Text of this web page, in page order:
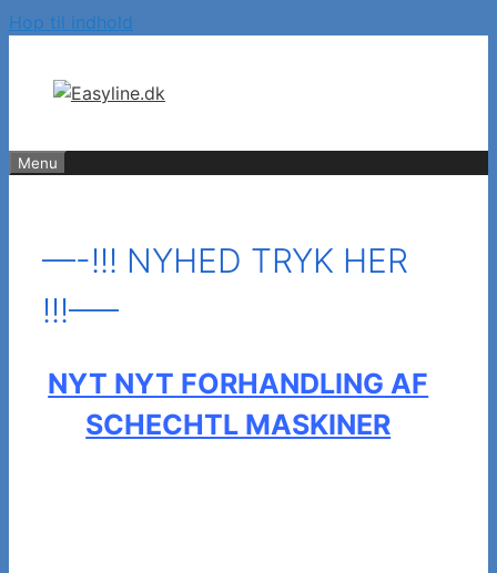
Hop til indhold
Menu
—-!!! NYHED TRYK HER
!!!—–
NYT NYT FORHANDLING AF
SCHECHTL MASKINER